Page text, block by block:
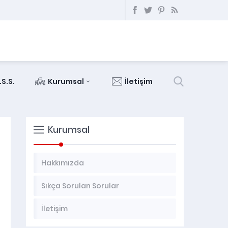
Kurumsal İletişim
Kurumsal
Hakkımızda
Sıkça Sorulan Sorular
İletişim